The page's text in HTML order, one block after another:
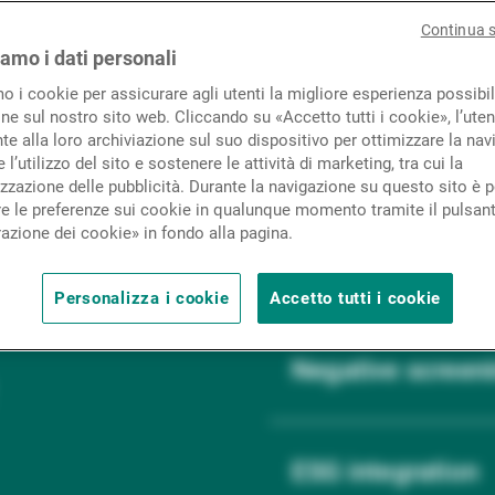
Contatto
investment management approaches with
as well as positive inclusion and impact
Negative
ESG integration
i dati personali
i cookie per assicurare agli utenti la migliore esperienza
sul nostro sito web. Cliccando su «Accetto tutti i cookie»,
alla loro archiviazione sul suo dispositivo per ottimizzare la
l’utilizzo del sito e sostenere le attività di marketing, tra cui la
delle pubblicità. Durante la navigazione su questo sito è
le preferenze sui cookie in qualunque momento tramite il
dei cookie» in fondo alla pagina.
Personalizza i cookie Accetto tutti i cookie
Continua